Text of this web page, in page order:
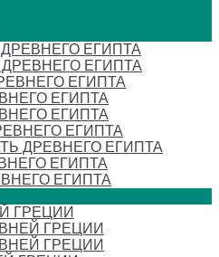
ЕГИПТА
ЕГИПТА
ЕГИПТА
ЕГИПТА
ЕГИПТА
ЕГИПТА
ДРЕВНЕГО ЕГИПТА
ЕГИПТА
ЕГИПТА
ГРЕЦИИ
ГРЕЦИИ
ГРЕЦИИ